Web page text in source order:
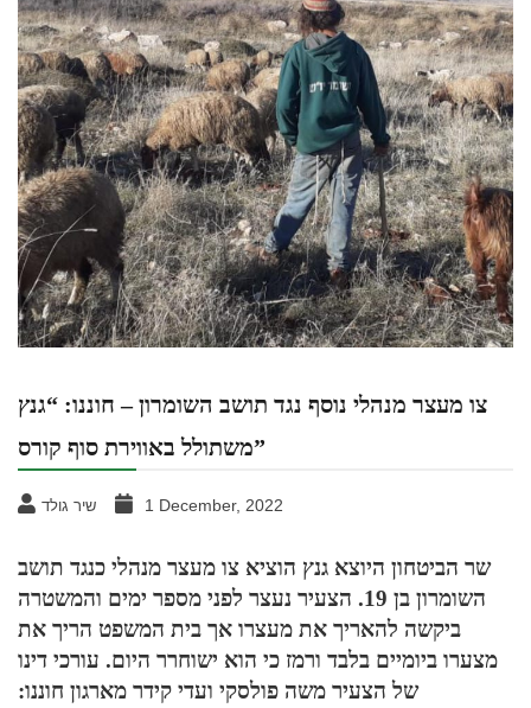
צו מעצר מנהלי נוסף נגד תושב השומרון – חוננו: “גנץ
משתולל באווירת סוף קורס”
שיר גולד 1 December, 2022
שר הביטחון היוצא גנץ הוציא צו מעצר מנהלי כנגד תושב
השומרון בן 19. הצעיר נעצר לפני מספר ימים והמשטרה
ביקשה להאריך את מעצרו אך בית המשפט הריך את
מצערו ביומיים בלבד ורמז כי הוא ישוחרר היום. עורכי דינו
של הצעיר משה פולסקי ועדי קידר מארגון חוננו: